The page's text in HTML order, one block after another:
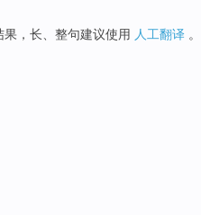
果，长、整句建议使用 人工翻译 。